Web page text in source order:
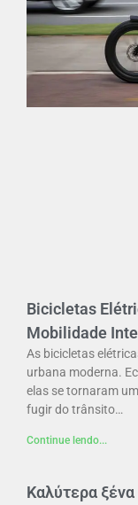
Bicicletas
Mobilidade
As bicicletas
urbana moderna.
elas se tornaram
fugir do trânsito…
Continue lendo...
Καλύτερα